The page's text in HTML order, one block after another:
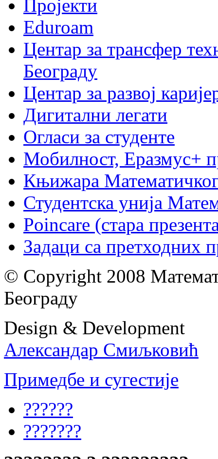
Пројекти
Eduroam
Центар за трансфер
Београду
Центар за развој
Дигитални легати
Огласи за студенте
Мобилност, Еразмус+
Књижара
Студентска унија
Poincare (стара
Задаци са претходних
© Copyright 2008
Београду
Design & Development
Александар Смиљковић
Примедбе и сугестије
??????
???????